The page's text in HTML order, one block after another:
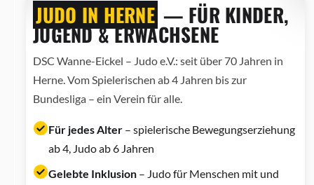
JUDO IN HERNE — FÜR KINDER,
JUGEND & ERWACHSENE
DSC Wanne-Eickel – Judo e.V.: seit über 70 Jahren in
Herne. Vom Spielerischen ab 4 Jahren bis zur
Bundesliga – ein Verein für alle.
Für jedes Alter – spielerische Bewegungserziehung
ab 4, Judo ab 6 Jahren
Gelebte Inklusion – Judo für Menschen mit und